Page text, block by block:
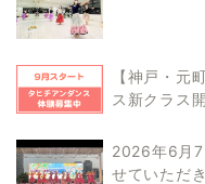
【神戸・元
ス新クラス
2026年6月7
せていただ